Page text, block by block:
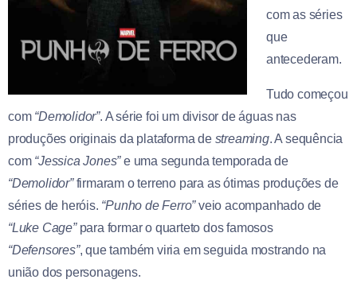
com as séries
que
antecederam.
Tudo começou
com “Demolidor”. A série foi um divisor de águas nas
produções originais da plataforma de streaming. A sequência
com“Jessica Jones”e uma segunda temporada de
“Demolidor”firmaram o terreno para as ótimas produções de
séries de heróis. “Punho de Ferro”veio acompanhado de
“Luke Cage”para formar o quarteto dos famosos
“Defensores”, que também viria em seguida mostrando na
união dos personagens.